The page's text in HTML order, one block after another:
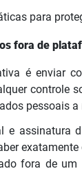
para
fora de
é enviar
controle
pessoais a
e assinatura
fora de